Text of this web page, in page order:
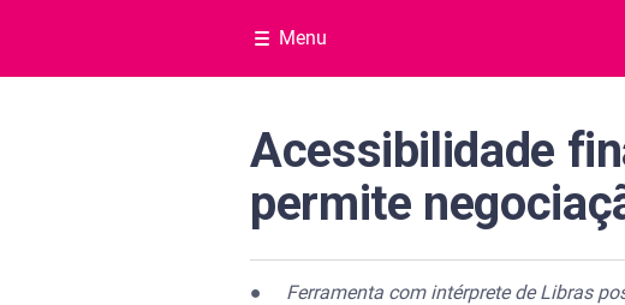
Menu
Acessibilidade
permite
● Ferramenta com intérprete de Libras